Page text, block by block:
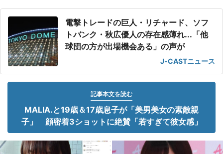
電撃トレードの巨人・リチャード、ソフ
トバンク・秋広優人の存在感薄れ...「他
球団の方が出場機会ある」の声が
J-CASTニュース
記事本文を読む
MALIA.と19歳＆17歳息子が「美男美女の素敵親
子」 顔密着3ショットに絶賛「若すぎて彼女感」